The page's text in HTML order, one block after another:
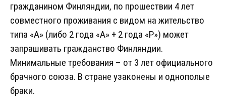
гражданином Финляндии, по прошествии 4 лет
совместного проживания с видом на жительство
типа «A» (либо 2 года «A» + 2 года «P») может
запрашивать гражданство Финляндии.
Минимальные требования – от 3 лет официального
брачного союза. В стране узаконены и однополые
браки.